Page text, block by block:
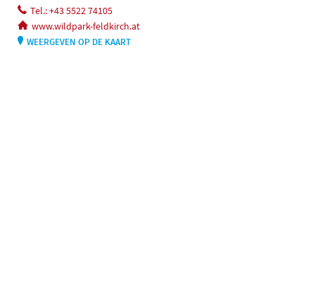
Tel.: +43 5522 74105
www.wildpark-feldkirch.at
WEERGEVEN OP DE KAART